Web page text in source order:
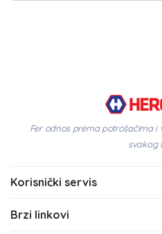
Fer odnos prema potrošačima i
svakog
Korisnički servis
Brzi linkovi